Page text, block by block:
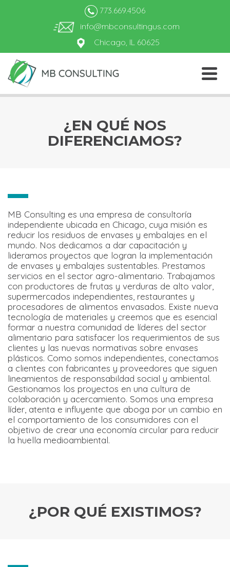
773.669.4506
info@mbconsultingus.com
Chicago, IL 60625
¿EN QUÉ NOS
DIFERENCIAMOS?
MB Consulting es una empresa de consultoría
independiente ubicada en Chicago, cuya misión es
reducir los residuos de envases y embalajes en el
mundo. Nos dedicamos a dar capacitación y
lideramos proyectos que logran la implementación
de envases y embalajes sustentables. Prestamos
servicios en el sector agro-alimentario. Trabajamos
con productores de frutas y verduras de alto valor,
supermercados independientes, restaurantes y
procesadores de alimentos envasados. Existe nueva
tecnología de materiales y creemos que es esencial
formar a nuestra comunidad de líderes del sector
alimentario para satisfacer los requerimientos de sus
clientes y las nuevas normativas sobre envases
plásticos. Como somos independientes, conectamos
a clientes con fabricantes y proveedores que siguen
lineamientos de responsabildad social y ambiental.
Gestionamos los proyectos en una cultura de
colaboración y acercamiento. Somos una empresa
líder, atenta e influyente que aboga por un cambio en
el comportamiento de los consumidores con el
objetivo de crear una economía circular para reducir
la huella medioambiental.
¿POR QUÉ EXISTIMOS?